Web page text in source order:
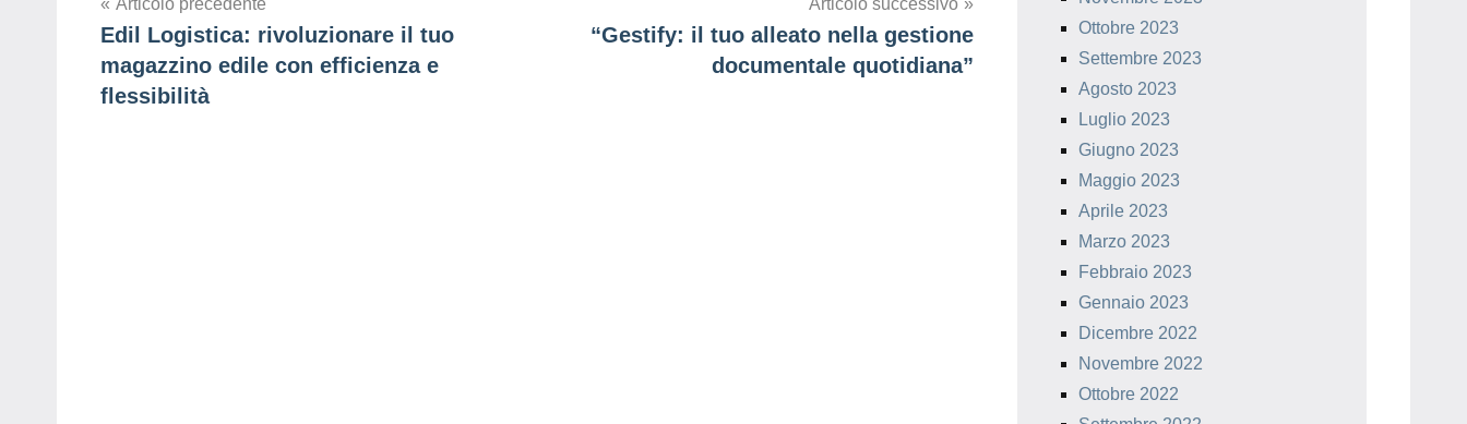
Navigazione
articoli
Articolo precedente
Edil Logistica: rivoluzionare il tuo
magazzino edile con efficienza e
flessibilità
Articolo successivo
“Gestify: il tuo alleato nella gestione
documentale quotidiana”
Ottobre 2023
Settembre 2023
Agosto 2023
Luglio 2023
Giugno 2023
Maggio 2023
Aprile 2023
Marzo 2023
Febbraio 2023
Gennaio 2023
Dicembre 2022
Novembre 2022
Ottobre 2022